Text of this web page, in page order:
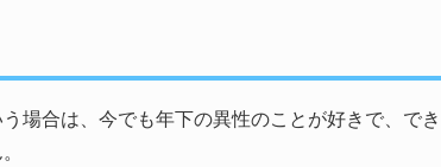
場合は、今でも年下の異性のことが好きで、でき